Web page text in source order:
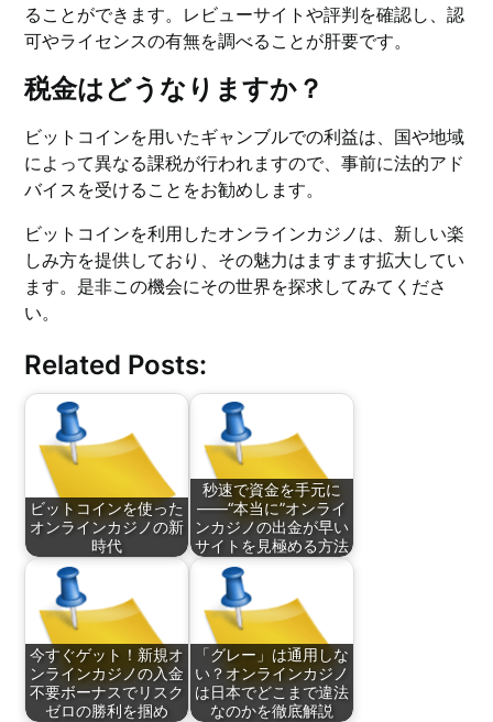
ることができます。レビューサイトや評判を確認し、認
可やライセンスの有無を調べることが肝要です。
税金はどうなりますか？
ビットコインを用いたギャンブルでの利益は、国や地域
によって異なる課税が行われますので、事前に法的アド
バイスを受けることをお勧めします。
ビットコインを利用したオンラインカジノは、新しい楽
しみ方を提供しており、その魅力はますます拡大してい
ます。是非この機会にその世界を探求してみてくださ
い。
Related Posts:
ビットコインを使った
オンラインカジノの新
時代
秒速で資金を手元に
——“本当に”オンライ
ンカジノの出金が早い
サイトを見極める方法
今すぐゲット！新規オ
ンラインカジノの入金
不要ボーナスでリスク
ゼロの勝利を掴め
「グレー」は通用しな
い？オンラインカジノ
は日本でどこまで違法
なのかを徹底解説